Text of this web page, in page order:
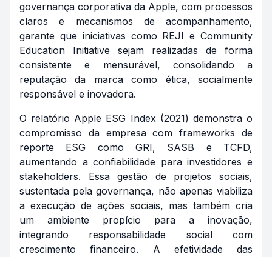
governança corporativa da Apple, com processos
claros e mecanismos de acompanhamento,
garante que iniciativas como REJI e Community
Education Initiative sejam realizadas de forma
consistente e mensurável, consolidando a
reputação da marca como ética, socialmente
responsável e inovadora.
O relatório Apple ESG Index (2021) demonstra o
compromisso da empresa com frameworks de
reporte ESG como GRI, SASB e TCFD,
aumentando a confiabilidade para investidores e
stakeholders. Essa gestão de projetos sociais,
sustentada pela governança, não apenas viabiliza
a execução de ações sociais, mas também cria
um ambiente propício para a inovação,
integrando responsabilidade social com
crescimento financeiro. A efetividade das